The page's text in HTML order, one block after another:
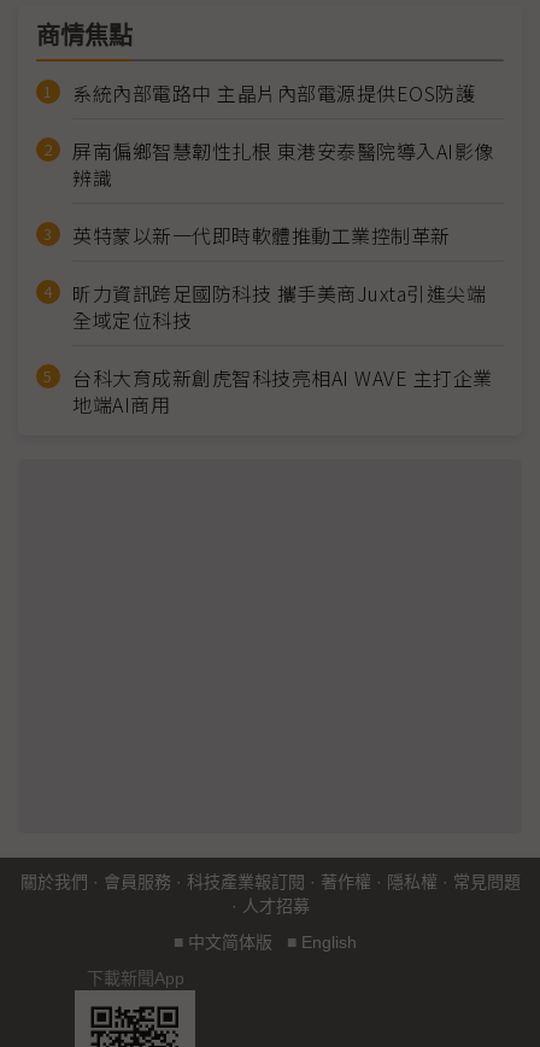
商情焦點
系統內部電路中 主晶片內部電源提供EOS防護
屏南偏鄉智慧韌性扎根 東港安泰醫院導入AI影像
辨識
英特蒙以新一代即時軟體推動工業控制革新
昕力資訊跨足國防科技 攜手美商Juxta引進尖端
全域定位科技
台科大育成新創虎智科技亮相AI WAVE 主打企業
地端AI商用
關於我們 · 會員服務 · 科技產業報訂閱 · 著作權 · 隱私權 · 常見問題
· 人才招募
■ 中文简体版 ■ English
下載新聞App